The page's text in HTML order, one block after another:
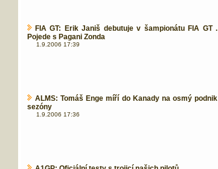
FIA GT: Erik Janiš debutuje v šampionátu FIA GT .
Pojede s Pagani Zonda
1.9.2006 17:39
ALMS: Tomáš Enge míří do Kanady na osmý podnik
sezóny
1.9.2006 17:36